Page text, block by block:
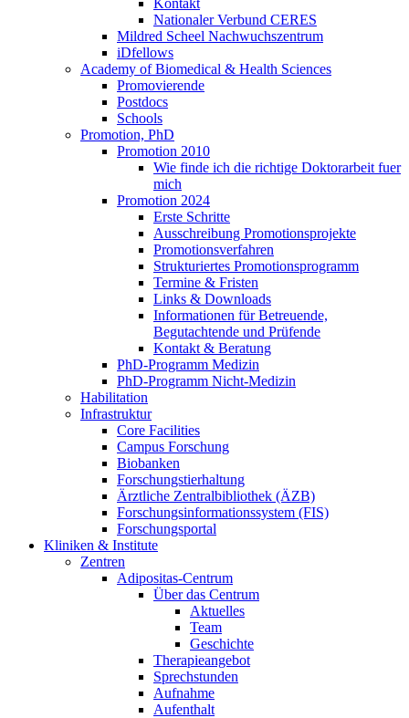
Kontakt
Nationaler Verbund CERES
Mildred Scheel Nachwuchszentrum
iDfellows
Academy of Biomedical & Health Sciences
Promovierende
Postdocs
Schools
Promotion, PhD
Promotion 2010
Wie finde ich die richtige Doktorarbeit fuer
mich
Promotion 2024
Erste Schritte
Ausschreibung Promotionsprojekte
Promotionsverfahren
Strukturiertes Promotionsprogramm
Termine & Fristen
Links & Downloads
Informationen für Betreuende,
Begutachtende und Prüfende
Kontakt & Beratung
PhD-Programm Medizin
PhD-Programm Nicht-Medizin
Habilitation
Infrastruktur
Core Facilities
Campus Forschung
Biobanken
Forschungstierhaltung
Ärztliche Zentralbibliothek (ÄZB)
Forschungsinformationssystem (FIS)
Forschungsportal
Kliniken & Institute
Zentren
Adipositas-Centrum
Über das Centrum
Aktuelles
Team
Geschichte
Therapieangebot
Sprechstunden
Aufnahme
Aufenthalt